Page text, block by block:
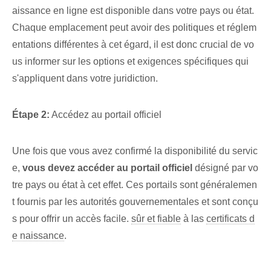
aissance en ligne est disponible dans votre pays ou état.
Chaque emplacement peut avoir des politiques et réglem
entations différentes à cet égard, il est donc crucial de vo
us informer sur les options et exigences spécifiques qui
s'appliquent dans votre juridiction.
Étape 2: Accédez au portail officiel
Une fois que vous avez confirmé la disponibilité du servic
e, vous devez accéder au portail officiel désigné par vo
tre pays ou état à cet effet. Ces portails sont généralemen
t fournis par les autorités gouvernementales et sont conçu
s pour offrir un accès facile. sûr et fiable ⁢à ‌las⁤ certificats d
e naissance.